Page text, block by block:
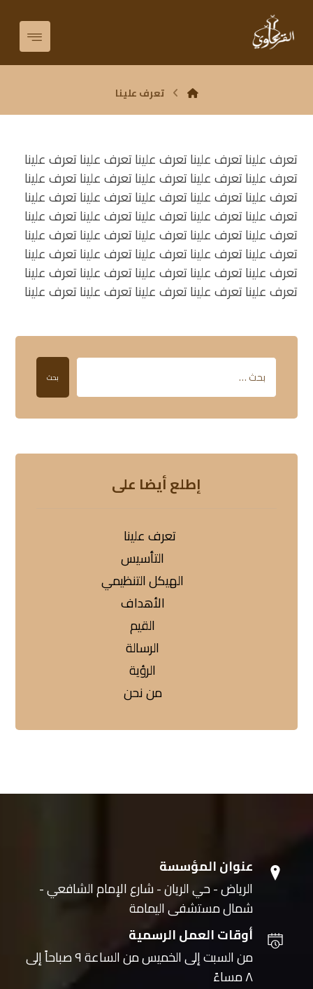
تعرف علينا
تعرف علينا تعرف علينا تعرف علينا تعرف علينا تعرف علينا
تعرف علينا تعرف علينا تعرف علينا تعرف علينا تعرف علينا
تعرف علينا تعرف علينا تعرف علينا تعرف علينا تعرف علينا
تعرف علينا تعرف علينا تعرف علينا تعرف علينا تعرف علينا
تعرف علينا تعرف علينا تعرف علينا تعرف علينا تعرف علينا
تعرف علينا تعرف علينا تعرف علينا تعرف علينا تعرف علينا
تعرف علينا تعرف علينا تعرف علينا تعرف علينا تعرف علينا
تعرف علينا تعرف علينا تعرف علينا تعرف علينا تعرف علينا
بحث
إطلع أيضا على
تعرف علينا
التأسيس
الهيكل التنظيمي
الأهداف
القيم
الرسالة
الرؤية
من نحن
عنوان المؤسسة
الرياض - حي الريان - شارع الإمام الشافعي -
شمال مستشفى اليمامة
أوقات العمل الرسمية
من السبت إلى الخميس من الساعة ٩ صباحاً إلى
٨ مساءً